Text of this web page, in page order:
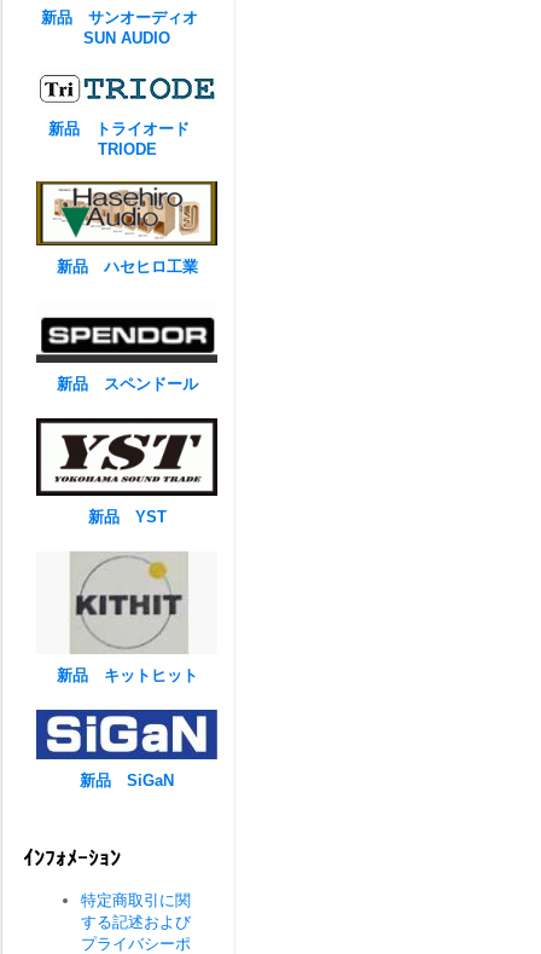
新品 サンオーディオ
SUN AUDIO
新品 トライオード
TRIODE
新品 ハセヒロ工業
新品 スペンドール
新品 YST
新品 キットヒット
新品 SiGaN
ｲﾝﾌｫﾒｰｼｮﾝ
特定商取引に関
する記述および
プライバシーポ